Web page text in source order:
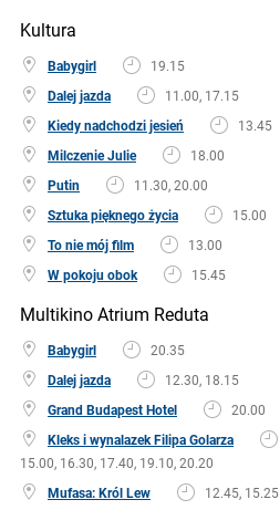
Kultura
Babygirl
19.15
Dalej jazda
11.00, 17.15
Kiedy nadchodzi jesień
13.45
Milczenie Julie
18.00
Putin
11.30, 20.00
Sztuka pięknego życia
15.00
To nie mój film
13.00
W pokoju obok
15.45
Multikino Atrium Reduta
Babygirl
20.35
Dalej jazda
12.30, 18.15
Grand Budapest Hotel
20.00
Kleks i wynalazek Filipa Golarza
15.00, 16.30, 17.40, 19.10, 20.20
Mufasa: Król Lew
12.45, 15.25